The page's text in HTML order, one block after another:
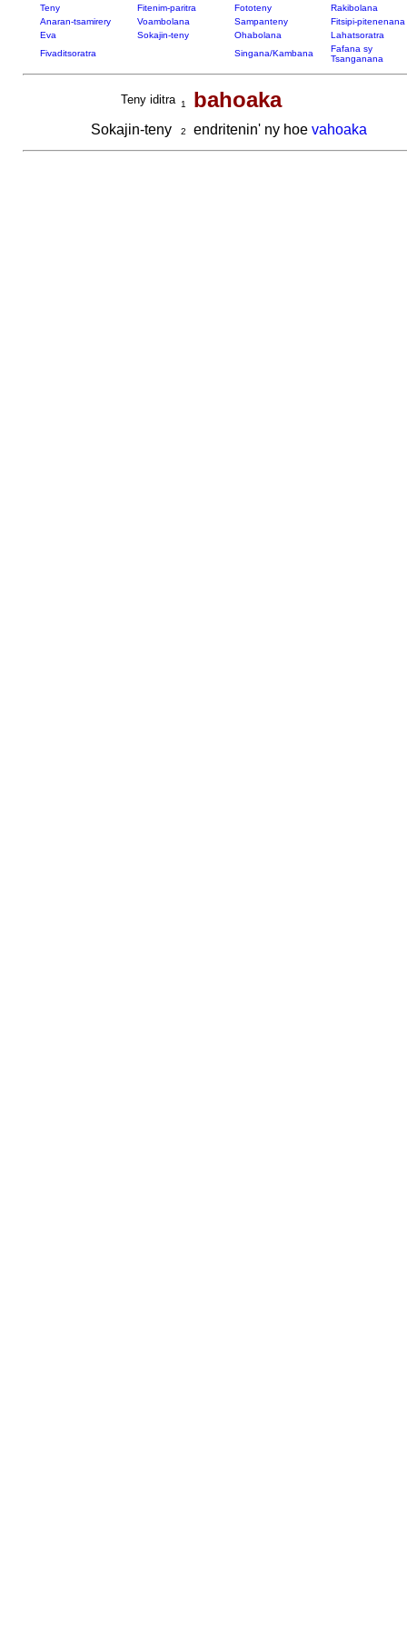
Teny Fitenim-paritra Fototeny
Rakibolana
Anaran-tsamirery
Voambolana Sampanteny
Fitsipi-pitenenana
Eva
Sokajin-teny Ohabolana
Lahatsoratra
Fivaditsoratra
Singana/Kambana
Fafana sy
Tsanganana
Teny iditra 1 bahoaka
Sokajin-teny 2 endritenin' ny hoe vahoaka